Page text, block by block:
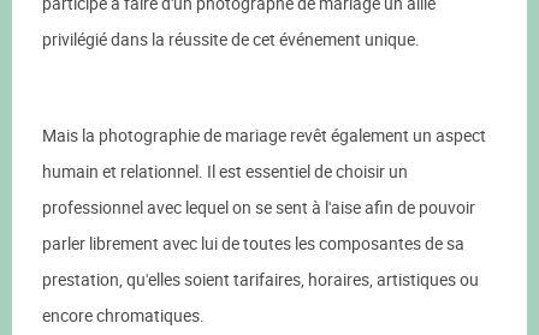
privilégié dans la réussite de cet événement unique.
Mais la photographie de mariage revêt également un aspect
humain et relationnel. Il est essentiel de choisir un
professionnel avec lequel on se sent à l'aise afin de pouvoir
parler librement avec lui de toutes les composantes de sa
prestation, qu'elles soient tarifaires, horaires, artistiques ou
encore chromatiques.